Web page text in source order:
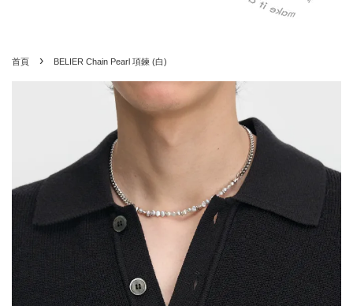
首頁 › BELIER Chain Pearl 項鍊 (白)